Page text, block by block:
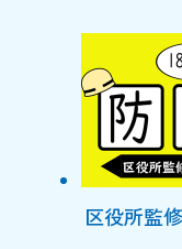
区役所監